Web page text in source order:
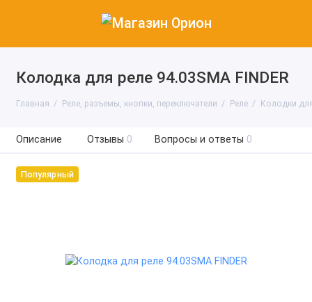
Колодка для реле 94.03SMA FINDER
Главная Реле, разъемы, кнопки, переключатели Реле Колодки
Описание Отзывы 0 Вопросы и ответы 0
Популярный